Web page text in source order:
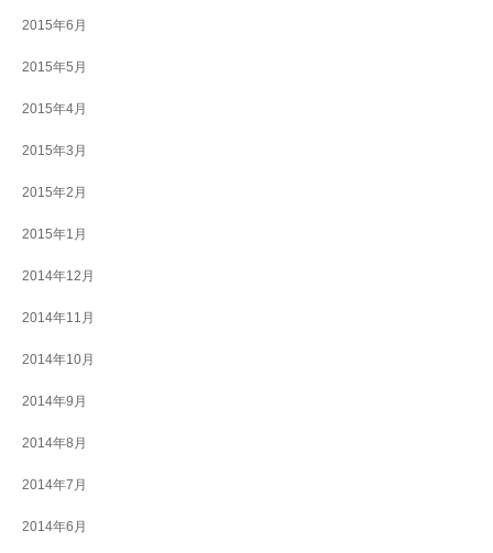
2015年6月
2015年5月
2015年4月
2015年3月
2015年2月
2015年1月
2014年12月
2014年11月
2014年10月
2014年9月
2014年8月
2014年7月
2014年6月